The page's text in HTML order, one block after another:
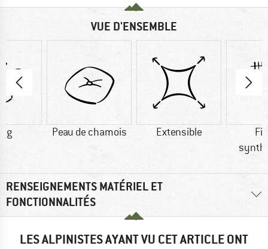
VUE D'ENSEMBLE
g Peau de chamois Extensible
RENSEIGNEMENTS MATÉRIEL ET
FONCTIONNALITÉS
LES ALPINISTES AYANT VU CET ARTICLE ONT